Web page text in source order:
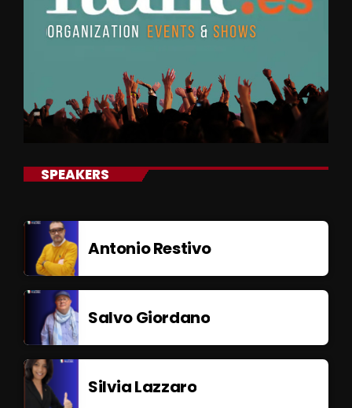
SPEAKERS
Antonio Restivo
Salvo Giordano
Silvia Lazzaro